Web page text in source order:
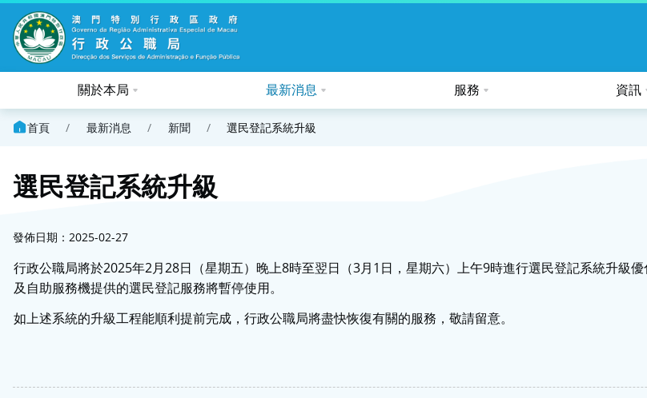
關於本局 最新消息 服務 資訊
首頁 / 最新消息 / 新聞 / 選民登記系統升級
選民登記系統升級
發佈日期：2025-02-27
行政公職局將於2025年2月28日（星期五）晚上8時至翌日（3月1日，星期六）上午9時進行選民登記系統升級
及自助服務機提供的選民登記服務將暫停使用。
如上述系統的升級工程能順利提前完成，行政公職局將盡快恢復有關的服務，敬請留意。